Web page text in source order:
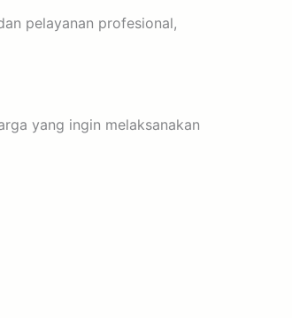
pelayanan profesional,
yang ingin melaksanakan